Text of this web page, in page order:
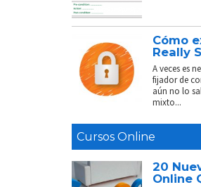
Cómo
Really
A veces es
fijador de
aún no lo
mixto...
Cursos Online
20
Online